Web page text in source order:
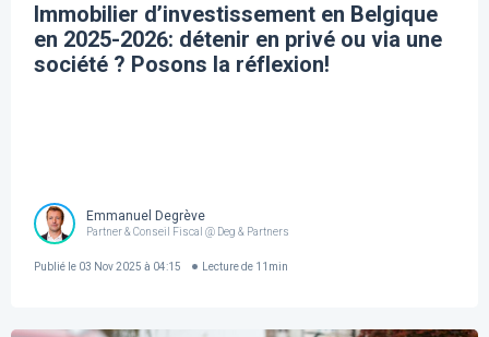
Immobilier d’investissement en Belgique
en 2025-2026: détenir en privé ou via une
société ? Posons la réflexion!
Emmanuel Degrève
Partner & Conseil Fiscal @ Deg & Partners
Publié le 03 Nov 2025 à 04:15 Lecture de 11 min